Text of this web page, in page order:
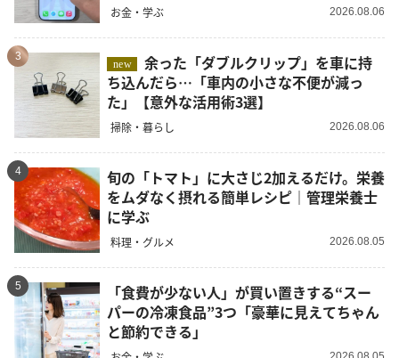
お金・学ぶ 2026.08.06
3
new
余った「ダブルクリップ」を車に持
ち込んだら…「車内の小さな不便が減っ
た」【意外な活用術3選】
掃除・暮らし 2026.08.06
4
旬の「トマト」に大さじ2加えるだけ。栄養
をムダなく摂れる簡単レシピ｜管理栄養士
に学ぶ
料理・グルメ 2026.08.05
5
「食費が少ない人」が買い置きする“スー
パーの冷凍食品”3つ「豪華に見えてちゃん
と節約できる」